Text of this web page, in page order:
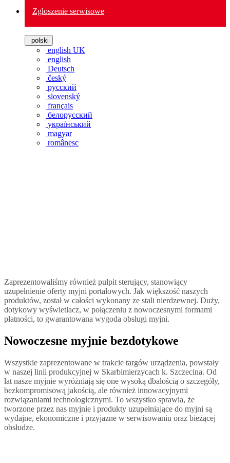
Zgłoszenie serwisowe
polski
english UK
english
Deutsch
český
русский
slovenský
français
белорусский
український
magyar
românesc
Zaprezentowaliśmy również pulpit sterujący, stanowiący
uzupełnienie oferty myjni portalowych. Jak większość naszych
produktów, został w całości wykonany ze stali nierdzewnej. Duży,
dotykowy wyświetlacz, w połączeniu z nowoczesnymi formami
płatności, to gwarantowana wygoda obsługi myjni.
Nowoczesne myjnie bezdotykowe
Wszystkie zaprezentowane w trakcie targów urządzenia, powstały
w naszej linii produkcyjnej w Skarbimierzycach k. Szczecina. Od
lat nasze myjnie wyróżniają się one wysoką dbałością o szczegóły,
bezkompromisową jakością, ale również innowacyjnymi
rozwiązaniami technologicznymi. To wszystko sprawia, że
tworzone przez nas myjnie i produkty uzupełniające do myjni są
wydajne, ekonomiczne i przyjazne w serwisowaniu oraz bieżącej
obsłudze.